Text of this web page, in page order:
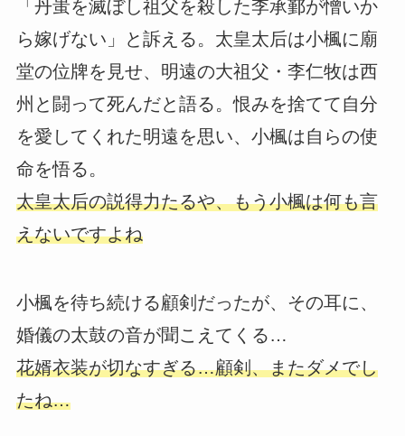
「丹蚩を滅ぼし祖父を殺した李承鄞が憎いか
ら嫁げない」と訴える。太皇太后は小楓に廟
堂の位牌を見せ、明遠の大祖父・李仁牧は西
州と闘って死んだと語る。恨みを捨てて自分
を愛してくれた明遠を思い、小楓は自らの使
命を悟る。
太皇太后の説得力たるや、もう小楓は何も言
えないですよね
小楓を待ち続ける顧剣だったが、その耳に、
婚儀の太鼓の音が聞こえてくる…
花婿衣装が切なすぎる…顧剣、またダメでし
たね…